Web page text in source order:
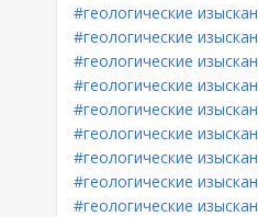
#геологические
#геологические
#геологические
#геологические
#геологические
#геологические
#геологические
#геологические
#геологические